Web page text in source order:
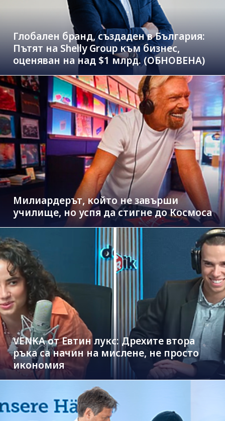
Глобален бранд, създаден в България:
Пътят на Shelly Group към бизнес,
оценяван на над $1 млрд. (ОБНОВЕНА)
Милиардерът, който не завърши
училище, но успя да стигне до Космоса
VENKA от Евтин лукс: Дрехите втора
ръка са начин на мислене, не просто
икономия